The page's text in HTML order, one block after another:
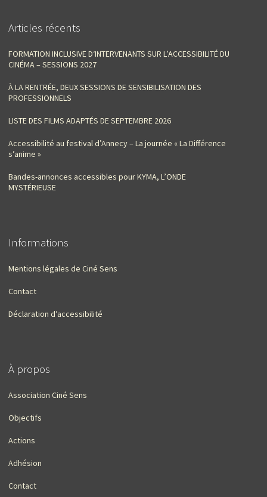
Articles récents
FORMATION INCLUSIVE D‘INTERVENANTS SUR L’ACCESSIBILITÉ DU
CINÉMA – SESSIONS 2027
À LA RENTRÉE, DEUX SESSIONS DE SENSIBILISATION DES
PROFESSIONNELS
LISTE DES FILMS ADAPTÉS DE SEPTEMBRE 2026
Accessibilité au festival d’Annecy – La journée « La Différence
s’anime »
Bandes-annonces accessibles pour KYMA, L’ONDE
MYSTÉRIEUSE
Informations
Mentions légales de Ciné Sens
Contact
Déclaration d’accessibilité
À propos
Association Ciné Sens
Objectifs
Actions
Adhésion
Contact